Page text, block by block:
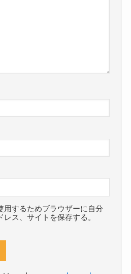
用するためブラウザーに自分
ス、サイトを保存する。